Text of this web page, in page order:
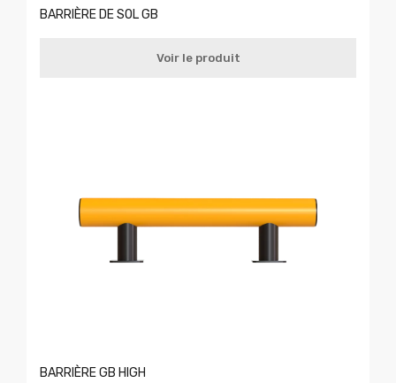
BARRIÈRE DE SOL GB
Voir le produit
BARRIÈRE GB HIGH